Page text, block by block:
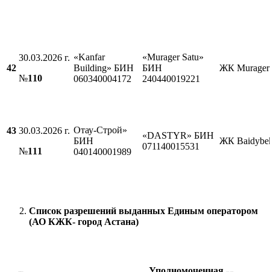
42
30.03.2026 г.
№110
«Kanfar
Building» БИН
060340004172
«Murager Satu»
БИН
240440019221
ЖК Murager
43 30.03.2026 г.
№111
Отау-Строй»
БИН
040140001989
«DASTYR» БИН
071140015531
ЖК
Список разрешений выданных Единым оператором
(АО КЖК- город Астана)